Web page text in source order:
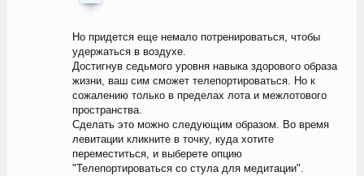
Но придется еще немало потренироваться, чтобы
удержаться в воздухе.
Достигнув седьмого уровня навыка здорового образа
жизни, ваш сим сможет телепортироваться. Но к
сожалению только в пределах лота и межлотового
пространства.
Сделать это можно следующим образом. Во время
левитации кликните в точку, куда хотите
переместиться, и выберете опцию
"Телепортироваться со стула для медитации".